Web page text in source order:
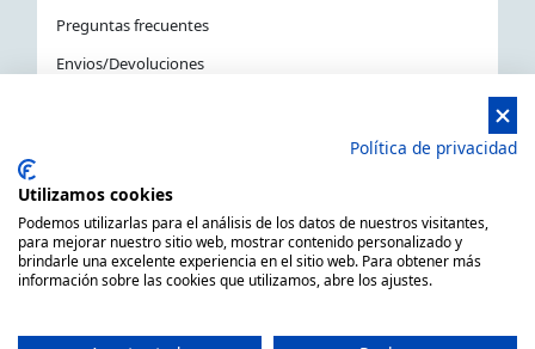
Preguntas frecuentes
Envios/Devoluciones
La Tienda Náutica en Barcelona
C/ Primer de Maig 6, 08980 Sant Feliu de Llobregat,
Política de privacidad
Utilizamos cookies
Podemos utilizarlas para el análisis de los datos de nuestros visitantes,
para mejorar nuestro sitio web, mostrar contenido personalizado y
brindarle una excelente experiencia en el sitio web. Para obtener más
información sobre las cookies que utilizamos, abre los ajustes.